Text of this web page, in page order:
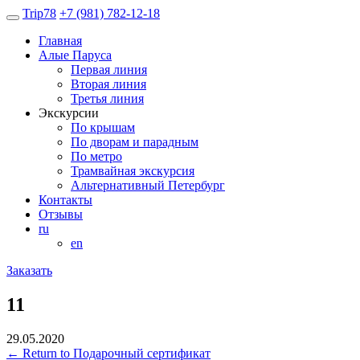
Trip78 +7 (981) 782-12-18
Главная
Алые Паруса
Первая линия
Вторая линия
Третья линия
Экскурсии
По крышам
По дворам и парадным
По метро
Трамвайная экскурсия
Альтернативный Петербург
Контакты
Отзывы
ru
en
Заказать
11
29.05.2020
← Return to Подарочный сертификат